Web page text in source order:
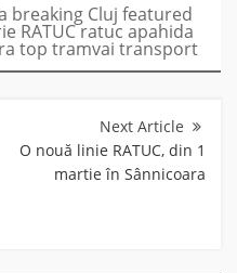
breaking Cluj featured
RATUCratuc apahida
top tramvai transport
O nouă linie RATUC, din 1
martie în Sânnicoara